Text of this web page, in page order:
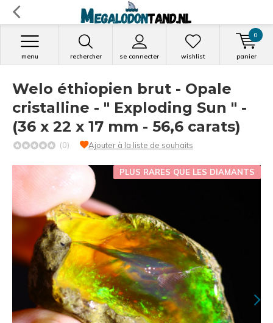
rechercher se connecter
menu wishlist panier
0
Welo éthiopien brut - Opale
cristalline - " Exploding Sun " -
(36 x 22 x 17 mm - 56,6 carats)
(0) Ajouter à la liste de souhaits
PLUS RARES QUE LES DIAMANTS